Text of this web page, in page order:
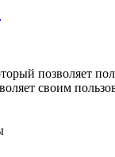
позволяет
своим